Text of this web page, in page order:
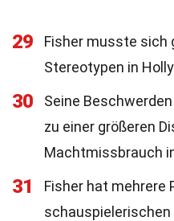
29
Fisher musste sich
Stereotypen in
30
Seine
zu einer größeren
Machtmissbrauch
31
Fisher hat mehrere